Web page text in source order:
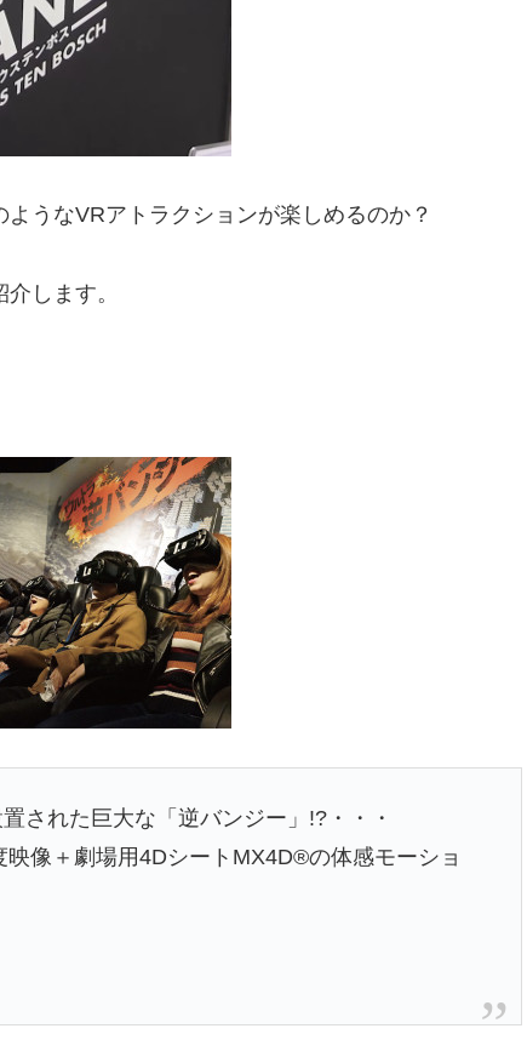
うなVRアトラクションが楽しめるのか？
します。
された巨大な「逆バンジー」!?・・・
像＋劇場用4DシートMX4D®の体感モーショ